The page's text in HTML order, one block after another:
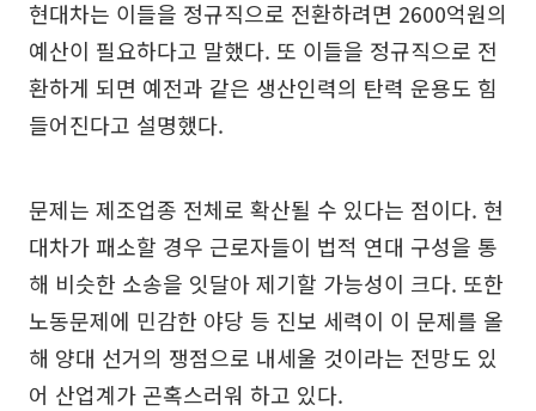
현대차는 이들을 정규직으로 전환하려면 2600억원의
예산이 필요하다고 말했다. 또 이들을 정규직으로 전
환하게 되면 예전과 같은 생산인력의 탄력 운용도 힘
들어진다고 설명했다.
문제는 제조업종 전체로 확산될 수 있다는 점이다. 현
대차가 패소할 경우 근로자들이 법적 연대 구성을 통
해 비슷한 소송을 잇달아 제기할 가능성이 크다. 또한
노동문제에 민감한 야당 등 진보 세력이 이 문제를 올
해 양대 선거의 쟁점으로 내세울 것이라는 전망도 있
어 산업계가 곤혹스러워 하고 있다.